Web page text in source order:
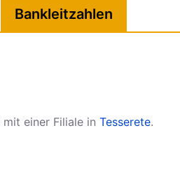
Bankleitzahlen
mit einer Filiale in Tesserete.